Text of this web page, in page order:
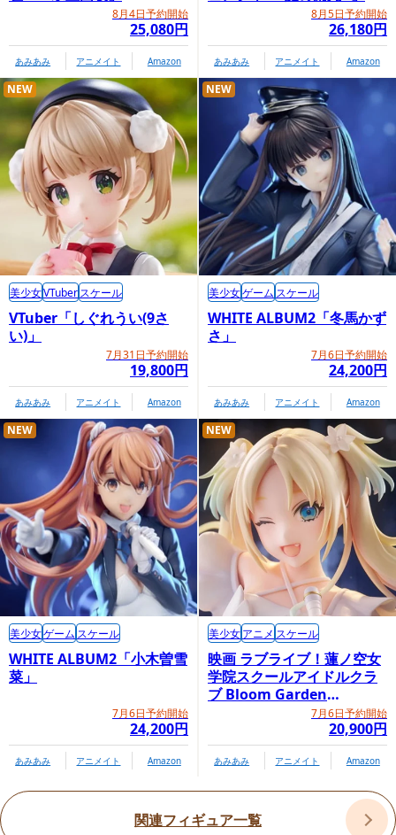
プレミアムバンダイ内商品購入ページ
8月4日予約開始
25,080円
あみあみ アニメイト Amazon
8月5日予約開始
26,180円
あみあみ アニメイト Amazon
VTuber「しぐれうい(9さ
い)」
7月31日予約開始
19,800円
NEW
美少女VTuberスケール
あみあみ アニメイト Amazon
WHITE ALBUM2「冬馬かず
さ」
7月6日予約開始
24,200円
NEW
美少女ゲーム スケール
あみあみ アニメイト Amazon
WHITE ALBUM2「小木曽雪
菜」
7月6日予約開始
24,200円
NEW
美少女ゲーム スケール
あみあみ アニメイト Amazon
映画 ラブライブ！蓮ノ空女
学院スクールアイドルクラ
ブ Bloom Garden
Party「大沢瑠璃乃」7月6日予約開始
20,900円
NEW
美少女アニメ スケール
あみあみ アニメイト Amazon
関連フィギュア一覧